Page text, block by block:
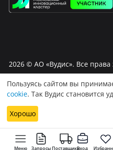
Меню ЗапросыПоставщикиВход
2026© АО «Вудис». Все
Условия использования Вудис
Политика обработки
Пользуясь сайтом вы
cookie. Так Вудис становится
Хорошо